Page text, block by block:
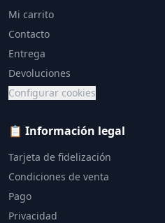
Mi carrito
Contacto
Entrega
Devoluciones
Configurar cookies
📋 Información legal
Tarjeta de fidelización
Condiciones de venta
Pago
Privacidad